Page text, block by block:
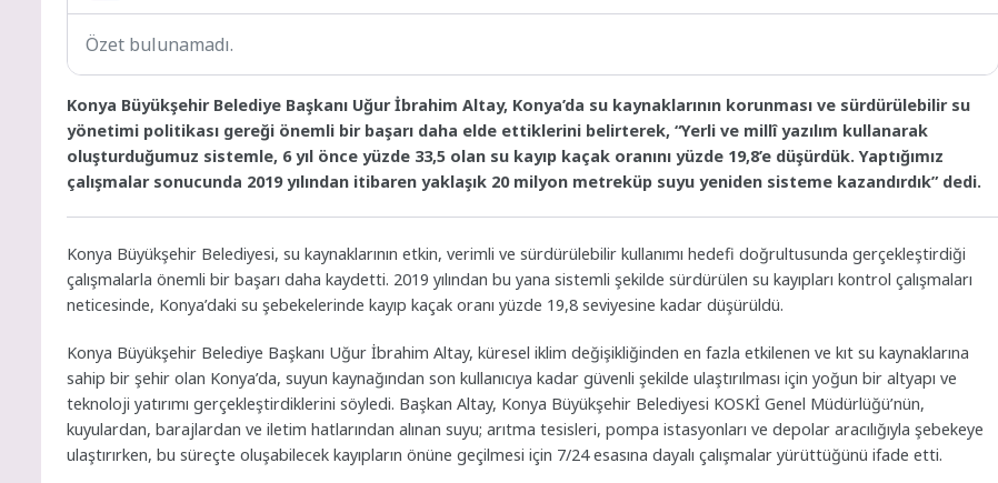
Özet bulunamadı.
Konya Büyükşehir Belediye Başkanı Uğur İbrahim Altay, Konya’da su kaynaklarının korunması ve sürdürülebilir su
yönetimi politikası gereği önemli bir başarı daha elde ettiklerini belirterek, “Yerli ve millî yazılım kullanarak
oluşturduğumuz sistemle, 6 yıl önce yüzde 33,5 olan su kayıp kaçak oranını yüzde 19,8’e düşürdük. Yaptığımız
çalışmalar sonucunda 2019 yılından itibaren yaklaşık 20 milyon metreküp suyu yeniden sisteme kazandırdık” dedi.
Konya Büyükşehir Belediyesi, su kaynaklarının etkin, verimli ve sürdürülebilir kullanımı hedefi doğrultusunda gerçekleştirdiği
çalışmalarla önemli bir başarı daha kaydetti. 2019 yılından bu yana sistemli şekilde sürdürülen su kayıpları kontrol çalışmaları
neticesinde, Konya’daki su şebekelerinde kayıp kaçak oranı yüzde 19,8 seviyesine kadar düşürüldü.
Konya Büyükşehir Belediye Başkanı Uğur İbrahim Altay, küresel iklim değişikliğinden en fazla etkilenen ve kıt su kaynaklarına
sahip bir şehir olan Konya’da, suyun kaynağından son kullanıcıya kadar güvenli şekilde ulaştırılması için yoğun bir altyapı ve
teknoloji yatırımı gerçekleştirdiklerini söyledi. Başkan Altay, Konya Büyükşehir Belediyesi KOSKİ Genel Müdürlüğü’nün,
kuyulardan, barajlardan ve iletim hatlarından alınan suyu; arıtma tesisleri, pompa istasyonları ve depolar aracılığıyla şebekeye
ulaştırırken, bu süreçte oluşabilecek kayıpların önüne geçilmesi için 7/24 esasına dayalı çalışmalar yürüttüğünü ifade etti.